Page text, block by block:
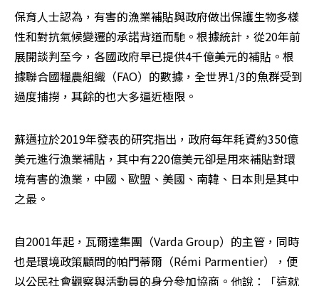
保育人士認為，有害的漁業補貼與政府做出保護生物多樣
性和對抗氣候變遷的承諾背道而馳。根據統計，從20年前
展開談判至今，各國政府早已提供4千億美元的補貼。根
據聯合國糧農組織（FAO）的數據，全世界1/3的魚群受到
過度捕撈，其餘的也大多逼近極限。
蘇邁拉於2019年發表的研究指出，政府每年耗資約350億
美元進行漁業補貼，其中有220億美元卻是用來補貼對環
境有害的漁業，中國、歐盟、美國、南韓、日本則是其中
之最。
自2001年起，瓦爾達集團（Varda Group）的主管，同時
也是環境政策顧問的帕門蒂爾（Rémi Parmentier），便
以公民社會觀察與活動員的身分參加協商。他說：「這就